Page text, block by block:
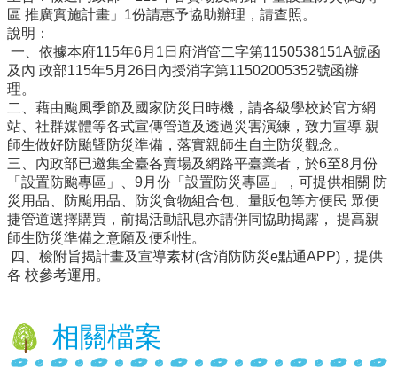
校
園
動
態
行
政
處
室
課
程
專
區
E
化
區 推廣實施計畫」1份請惠予協助辦理，請查照。
說明：
一、依據本府115年6月1日府消管二字第1150538151A號函
及內 政部115年5月26日內授消字第11502005352號函辦
理。
二、藉由颱風季節及國家防災日時機，請各級學校於官方網
站、社群媒體等各式宣傳管道及透過災害演練，致力宣導 親
師生做好防颱曁防災準備，落實親師生自主防災觀念。
三、內政部已邀集全臺各賣場及網路平臺業者，於6至8月份
「設置防颱專區」、9月份「設置防災專區」，可提供相關 防
災用品、防颱用品、防災食物組合包、量販包等方便民 眾便
捷管道選擇購買，前揭活動訊息亦請併同協助揭露， 提高親
師生防災準備之意願及便利性。
四、檢附旨揭計畫及宣導素材(含消防防災e點通APP)，提供
各 校參考運用。
相關檔案